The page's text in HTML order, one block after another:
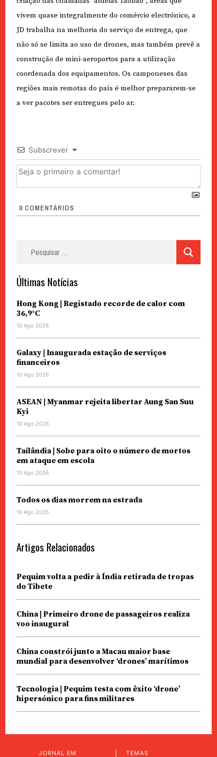
vivem quase integralmente do comércio electrónico, a
JD trabalha na melhoria do serviço de entrega, que
não só se limita ao uso de drones, mas também prevê a
construção de mini-aeroportos para a utilização
coordenada dos equipamentos. Os camponeses das
regiões mais remotas do país é melhor prepararem-se
a ver pacotes ser entregues pelo ar.
Subscrever
0 COMENTÁRIOS
Últimas Notícias
Hong Kong | Registado recorde de calor com
36,9°C
10 Ago 2026
Galaxy | Inaugurada estação de serviços
financeiros
10 Ago 2026
ASEAN | Myanmar rejeita libertar Aung San Suu
Kyi
10 Ago 2026
Tailândia | Sobe para oito o número de mortos
em ataque em escola
10 Ago 2026
Todos os dias morrem na estrada
10 Ago 2026
Artigos Relacionados
Pequim volta a pedir à Índia retirada de tropas
do Tibete
China | Primeiro drone de passageiros realiza
voo inaugural
China constrói junto a Macau maior base
mundial para desenvolver ‘drones’ marítimos
Tecnologia | Pequim testa com êxito ‘drone’
hipersónico para fins militares
JORNAL EM
TEMAS